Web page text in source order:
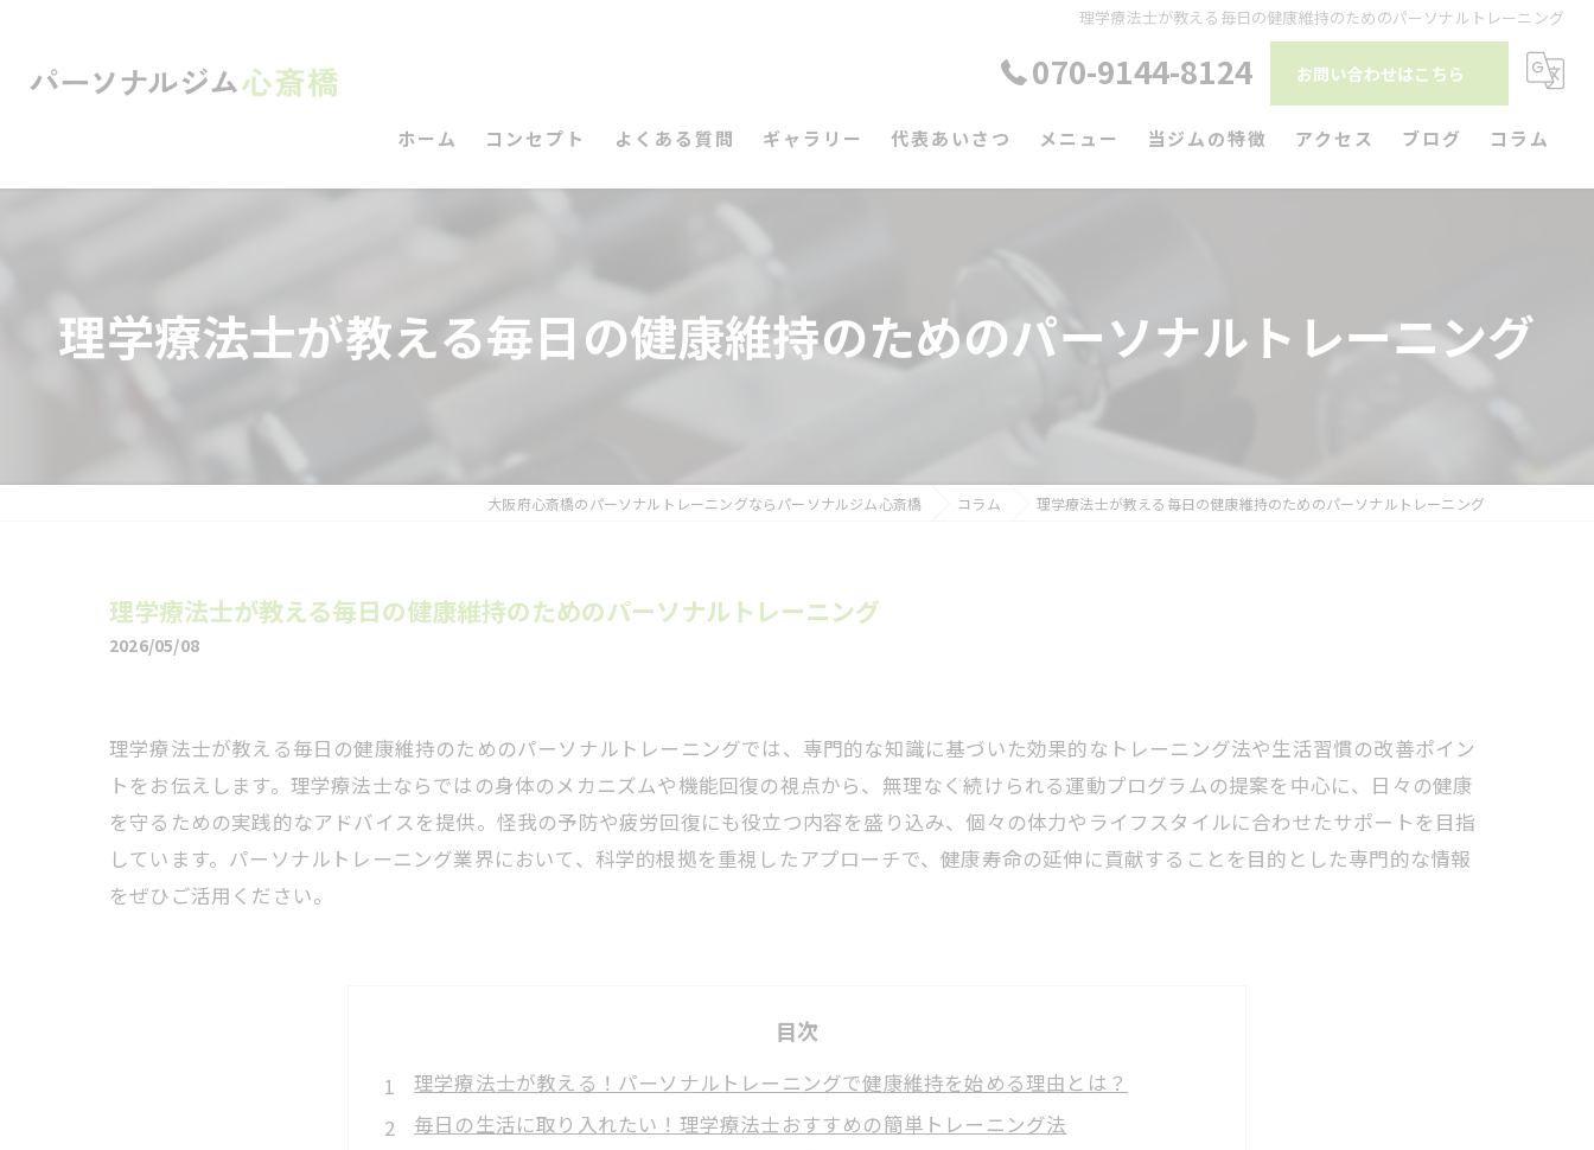
理学療法士が教える毎日の健康維持のためのパーソナルトレーニング
070-9144-8124 お問い合わせはこちら
ホーム コンセプト よくある質問 ギャラリー 代表あいさつ メニュー 当ジムの特徴
リハビリ
アクセス ブログ コラム
理学療法士が教える毎日の健康維持のためのパーソナルトレーニング
大阪府心斎橋のパーソナルトレーニングならパーソナルジム心斎橋 コラム 理学療法士が教える毎日の健康維持のためのパーソナルトレーニング
理学療法士が教える毎日の健康維持のためのパーソナルトレーニング
2026/05/08
理学療法士が教える毎日の健康維持のためのパーソナルトレーニングでは、専門的な知識に基づいた効果的なトレーニング法や生活習慣の改善ポイン
トをお伝えします。理学療法士ならではの身体のメカニズムや機能回復の視点から、無理なく続けられる運動プログラムの提案を中心に、日々の健康
を守るための実践的なアドバイスを提供。怪我の予防や疲労回復にも役立つ内容を盛り込み、個々の体力やライフスタイルに合わせたサポートを目指
しています。パーソナルトレーニング業界において、科学的根拠を重視したアプローチで、健康寿命の延伸に貢献することを目的とした専門的な情報
をぜひご活用ください。
目次
理学療法士が教える！パーソナルトレーニングで健康維持を始める理由とは？
毎日の生活に取り入れたい！理学療法士おすすめの簡単トレーニング法